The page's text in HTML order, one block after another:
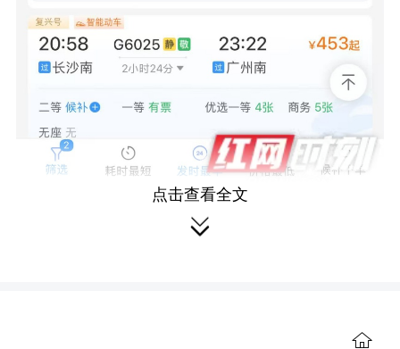
红网时刻新闻5月25日讯
购票优惠？5月25日，记者从长沙南站获
点击查看全文
